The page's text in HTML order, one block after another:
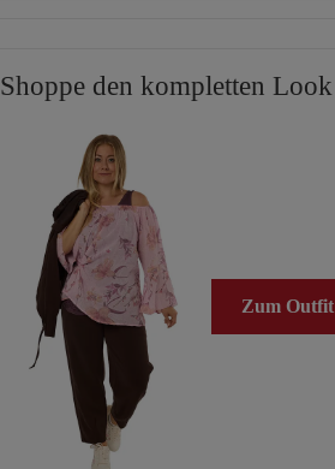
Shoppe den kompletten Look
Zum Outfit